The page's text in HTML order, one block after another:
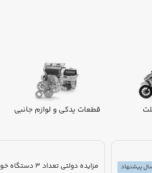
قطعات یدکی و لوازم جانبی
پیشنهاد